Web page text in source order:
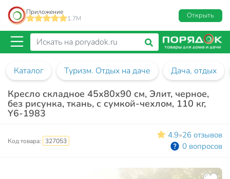
Приложение
1.7M
Открыть
Каталог Туризм. Отдых на даче Дача, отдых
Кресло складное 45х80х90 см, Элит, черное,
без рисунка, ткань, с сумкой-чехлом, 110 кг,
Y6-1983
Код товара: 327053
4.9•26 отзывов
0 вопросов